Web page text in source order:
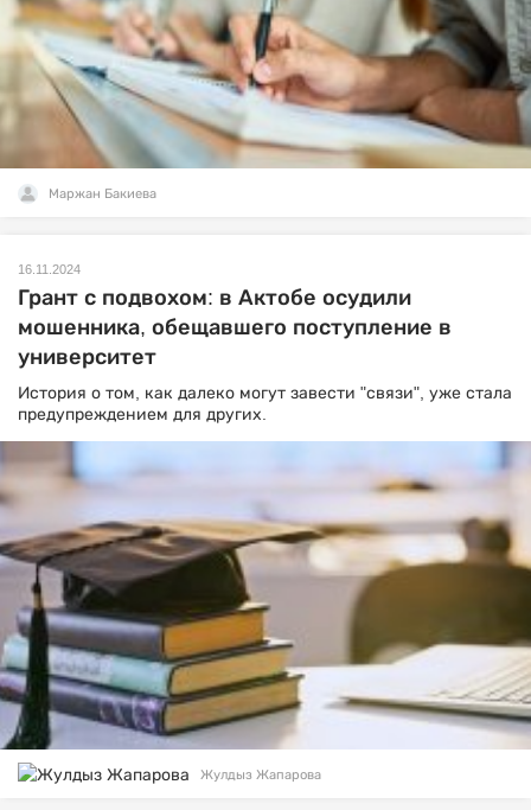
Маржан Бакиева
16.11.2024
Грант с подвохом: в Актобе осудили
мошенника, обещавшего поступление в
университет
История о том, как далеко могут завести "связи", уже стала
предупреждением для других.
Жулдыз Жапарова